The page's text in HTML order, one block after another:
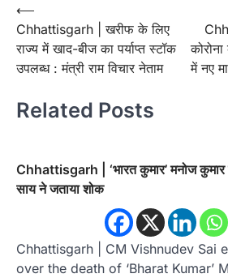
Post
navigation
⟵
Chhattisgarh | खरीफ के लिए
राज्य में खाद-बीज का पर्याप्त स्टॉक
उपलब्ध : मंत्री राम विचार नेताम
में नए
Related Posts
Chhattisgarh | ‘भारत कुमार’ मनोज कुमार
साय ने जताया शोक
Chhattisgarh | CM Vishnudev Sai
over the death of ‘Bharat Kumar’